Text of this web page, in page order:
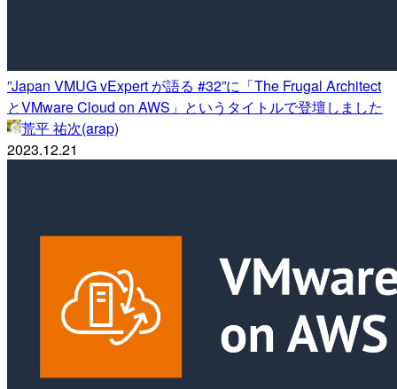
”Japan VMUG vExpert が語る #32”に「The Frugal Architect
とVMware Cloud on AWS」というタイトルで登壇しました
荒平 祐次(arap)
2023.12.21